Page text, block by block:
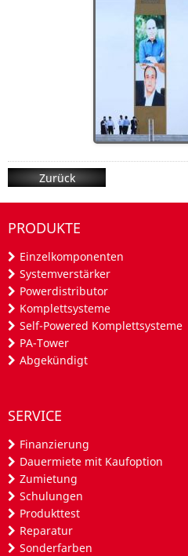
Zurück
PRODUKTE
Einzelkomponenten
Systemverstärker
Powerdistributor
Komplettsysteme
Self-Powered Komplettsysteme
PA-Tower
Abgekündigt
SERVICE
Finanzierung
Dauermiete mit Kaufoption
Zumietung
Schulungen
Produkttest
Reparatur
Sonderfarben